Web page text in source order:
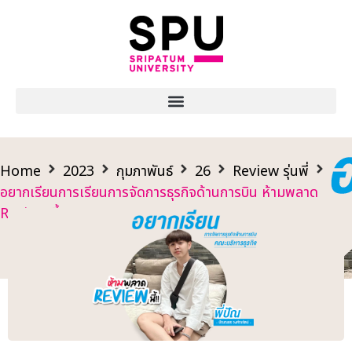
Home 2023 กุมภาพันธ์ 26
Review รุ่นพี่
อยากเรียนการเรียนการจัดการธุรกิจด้านการบิน ห้ามพลาด
Review นี้!!